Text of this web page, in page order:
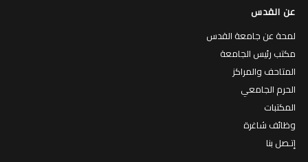
عن القدس
لمحة عن جامعة القدس
مكتب رئيس الجامعة
المتاحف والمراكز
الحرم الجامعي
المكتبات
وظائف شاغرة
إتـصل بنا